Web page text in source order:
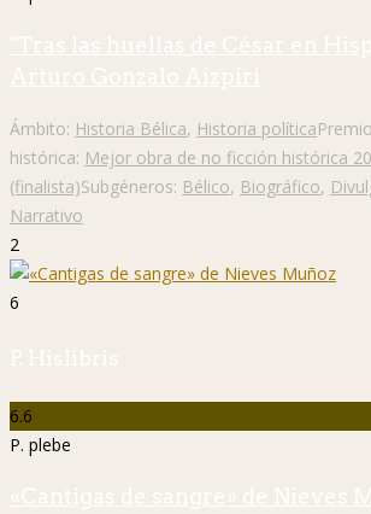
"Tras las huellas de César en
Arturo Gonzalo Aizpiri
Ámbito: Historia Bélica, Historia política
histórica: Mejor obra de no ficción histórica
(finalista)Subgéneros: Bélico, Biográfico,
Narrativo
2
6
P. Hislibris
6.6
P. plebe
«Cantigas de sangre» de Nieves